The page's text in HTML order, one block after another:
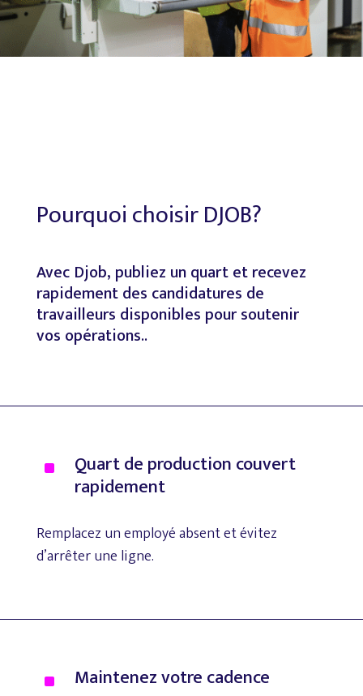
PourquoichoisirDJOB?
Avec Djob, publiez unquartetrecevez
rapidementdes candidatures de
travailleurs disponibles poursoutenir
vos opérations..
^ Quartdeproductioncouvert
rapidement
Remplacez unemployéabsentetévitez
d’arrêterune ligne.
^ Maintenezvotrecadence